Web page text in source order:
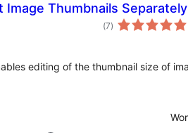
Image Thumbnails Separately
(7 ئومۇمىي
دەرىجە)
editing of the thumbnail size of